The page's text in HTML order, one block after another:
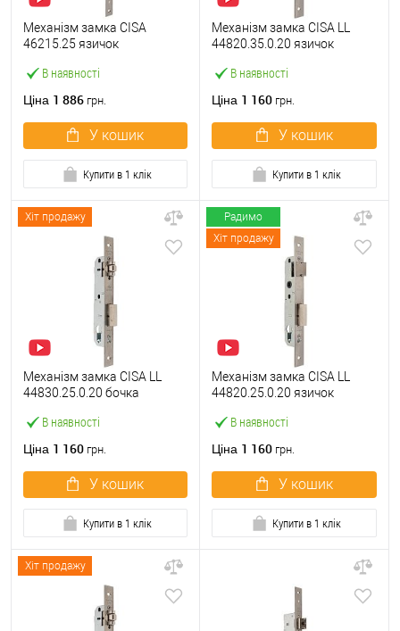
В наявності
Механізм замка CISA
46215.25 язичок
нержавіюча сталь
Ціна 1 886 грн.
У кошик
Купити в 1 клік
В наявності
Механізм замка CISA LL
44820.35.0.20 язичок
нержавіюча сталь
Ціна 1 160 грн.
У кошик
Купити в 1 клік
Хіт продажу
В наявності
Механізм замка CISA LL
44830.25.0.20 бочка
нержавіюча сталь
Ціна 1 160 грн.
У кошик
Купити в 1 клік
Радимо
Хіт продажу
В наявності
Механізм замка CISA LL
44820.25.0.20 язичок
нержавіюча сталь
Ціна 1 160 грн.
У кошик
Купити в 1 клік
Хіт продажу